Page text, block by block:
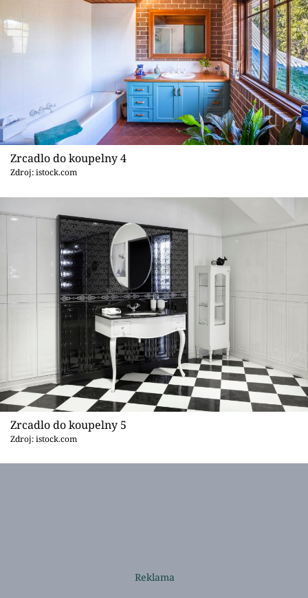
Zrcadlo do koupelny 4
Zdroj: istock.com
Zrcadlo do koupelny 5
Zdroj: istock.com